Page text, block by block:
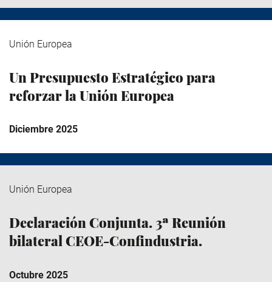
Unión Europea
Un Presupuesto Estratégico para
reforzar la Unión Europea
Diciembre 2025
Unión Europea
Declaración Conjunta. 3ª Reunión
bilateral CEOE-Confindustria.
Octubre 2025